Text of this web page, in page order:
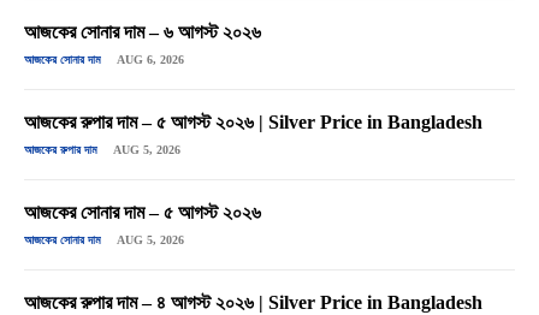
আজকের সোনার দাম – ৬ আগস্ট ২০২৬
আজকের সোনার দাম AUG 6, 2026
আজকের রুপার দাম – ৫ আগস্ট ২০২৬ | Silver Price in Bangladesh
আজকের রুপার দাম AUG 5, 2026
আজকের সোনার দাম – ৫ আগস্ট ২০২৬
আজকের সোনার দাম AUG 5, 2026
আজকের রুপার দাম – ৪ আগস্ট ২০২৬ | Silver Price in Bangladesh